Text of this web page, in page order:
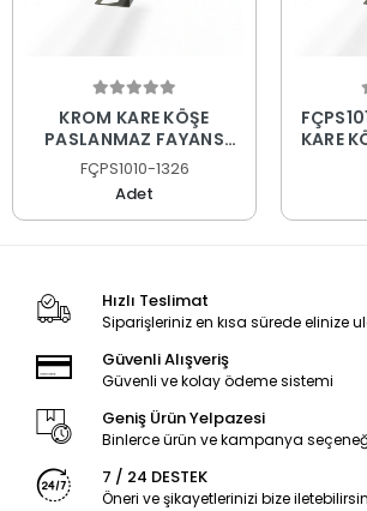
KROM KARE KÖŞE
PASLANMAZ FAYANS
PROFİLİ
FÇPS1010-1326
Adet
KARE
Hızlı Teslimat
Siparişleriniz en kısa sürede elinize
Güvenli Alışveriş
Güvenli ve kolay ödeme sistemi
Geniş Ürün Yelpazesi
Binlerce ürün ve kampanya
7 / 24 DESTEK
Öneri ve şikayetlerinizi bize